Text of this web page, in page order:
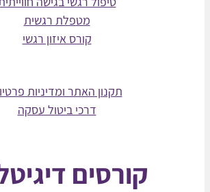
מטפלת רגשית
קורס איזון רגשי
תקנון האתר ומדיניות פרטיות
דרכי ביטול עסקה
קורסים דיגיטליים